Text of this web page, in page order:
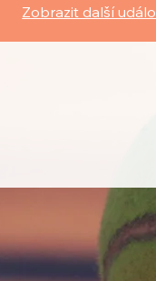
Zobrazit další